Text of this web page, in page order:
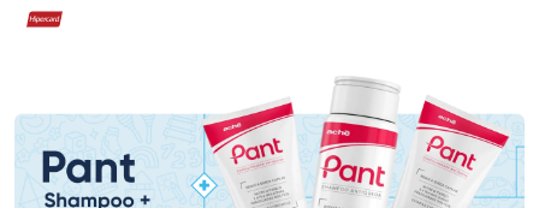
Hipercard
Promoção em Destaque